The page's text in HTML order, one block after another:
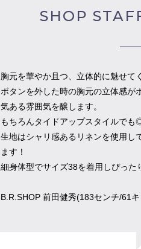
SHOP
胸元を華やか且つ、立体的に魅せて
ボタンを外した時の胸元の立体感が
気ある雰囲気を醸します。
もちろんタイドアップスタイルでも
生地はシャリ感あるリネンを使用し
ます！
細身体型でサイズ38を着用しぴった
B.R.SHOP 前田健秀(183センチ/61